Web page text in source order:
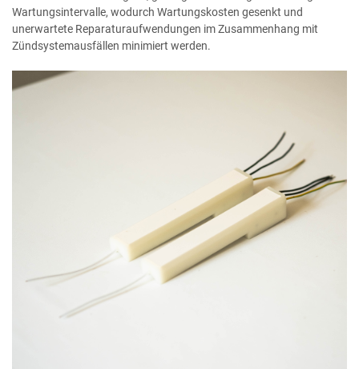
Wartungsintervalle, wodurch Wartungskosten gesenkt und
unerwartete Reparaturaufwendungen im Zusammenhang mit
Zündsystemausfällen minimiert werden.